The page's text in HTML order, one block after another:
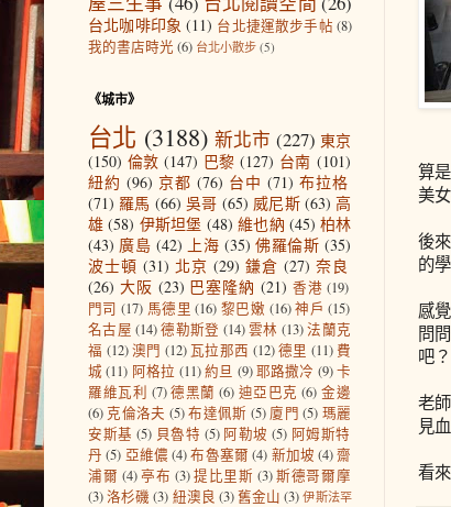
算
美
後
的
感
問
吧？
老
見
看
台北咖啡印象 (11) 台北捷運散步手帖 (8)
我的書店時光 (6) 台北小散步 (5)
《城市》
台北 (3188) 新北市 (227) 東京
(150) 倫敦 (147) 巴黎 (127) 台南 (101)
紐約 (96) 京都 (76) 台中 (71) 布拉格
(71) 羅馬 (66) 吳哥 (65) 威尼斯 (63) 高
雄 (58) 伊斯坦堡 (48) 維也納 (45) 柏林
(43) 廣島 (42) 上海 (35) 佛羅倫斯 (35)
波士頓 (31) 北京 (29) 鎌倉 (27) 奈良
(26) 大阪 (23) 巴塞隆納 (21) 香港 (19)
門司 (17) 馬德里 (16) 黎巴嫩 (16) 神戶 (15)
名古屋 (14) 德勒斯登 (14)雲林 (13)法蘭克
福 (12) 澳門 (12)瓦拉那西 (12) 德里 (11) 費
城 (11) 阿格拉 (11)約旦 (9) 耶路撒冷 (9)卡
羅維瓦利 (7) 德黑蘭 (6) 迪亞巴克 (6) 金邊
(6) 克倫洛夫 (5)布達佩斯 (5) 廈門 (5) 瑪麗
安斯基 (5) 貝魯特 (5) 阿勒坡 (5) 阿姆斯特
丹 (5) 亞維儂 (4) 布魯塞爾 (4) 新加坡 (4) 齋
浦爾 (4) 亭布 (3) 提比里斯 (3) 斯德哥爾摩
(3)洛杉磯 (3) 紐澳良 (3)舊金山 (3) 伊斯法罕